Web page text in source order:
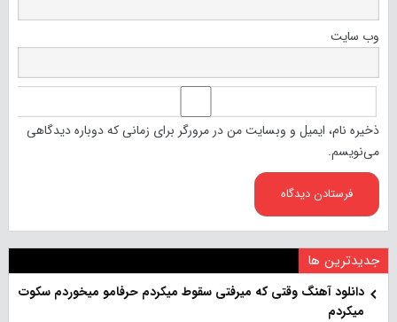
وب‌ سایت
ذخیره نام، ایمیل و وبسایت من در مرورگر برای زمانی که دوباره دیدگاهی
می‌نویسم.
جدیدترین ها
دانلود آهنگ وقتی که میرفتی سقوط میکردم حرفامو میخوردم سکوت
میکردم